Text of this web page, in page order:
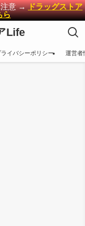
注意 →ドラッグストア
ら
Life
ライバシーポリシー 運営者